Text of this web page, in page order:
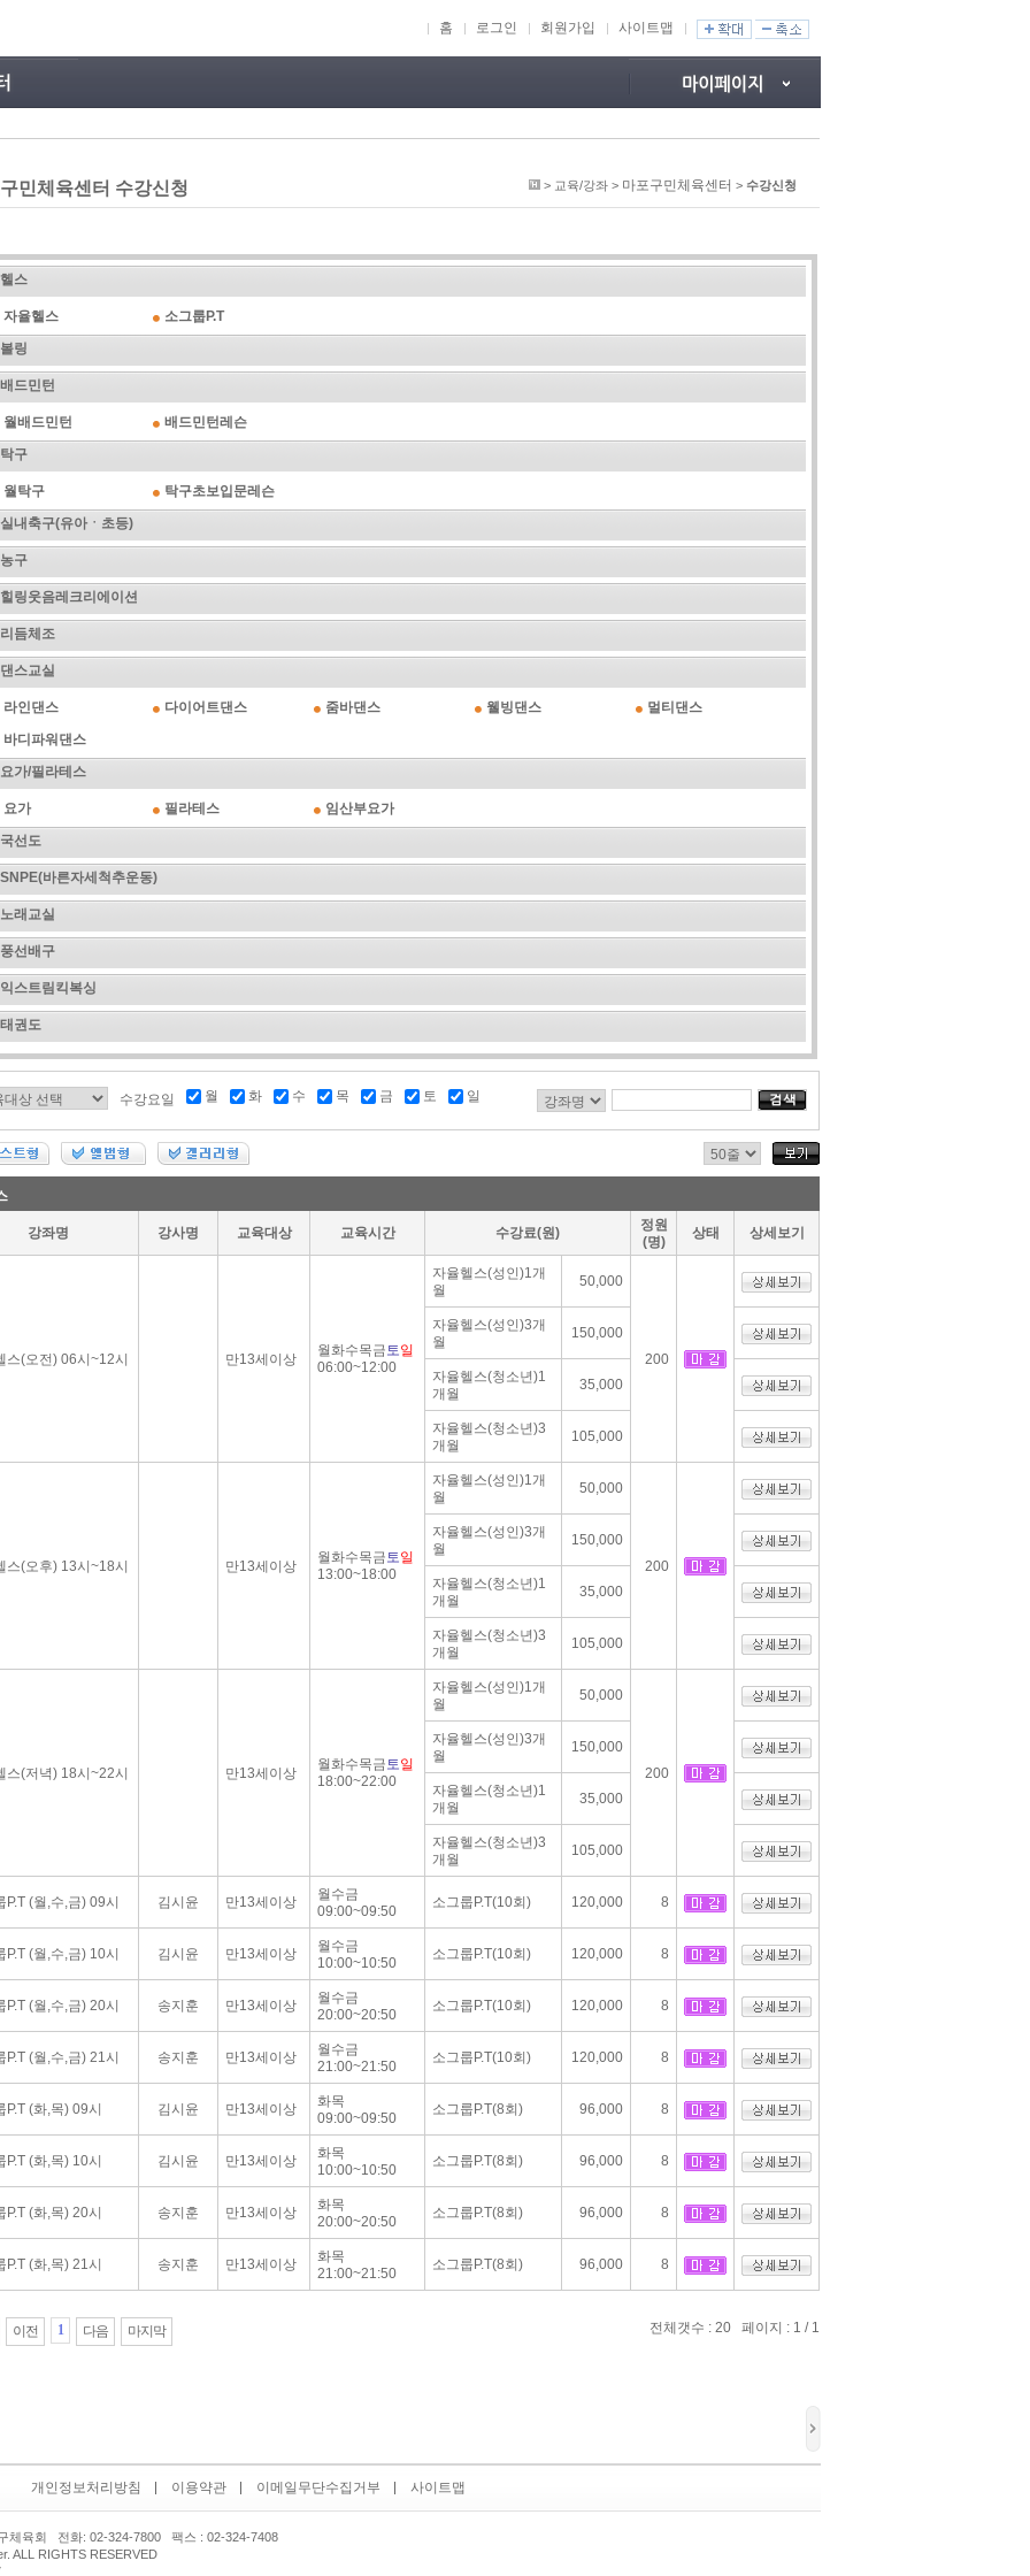
홈 로그인 회원가입 사이트맵
민체육센터 수강신청 > 교육/강좌 > 마포구민체육센터 > 수강신청
헬스
자율헬스
소그룹P.T
볼링
배드민턴
월배드민턴
배드민턴레슨
탁구
월탁구
탁구초보입문레슨
실내축구(유아ㆍ초등)
농구
힐링웃음레크리에이션
리듬체조
댄스교실
라인댄스 다이어트댄스 줌바댄스 웰빙댄스
멀티댄스
바디파워댄스
요가/필라테스
요가 필라테스
임산부요가
국선도
SNPE(바른자세척추운동)
노래교실
풍선배구
익스트림킥복싱
태권도
수강요일 월 화 수 목 금 토 일
강좌명 강사명 교육대상 교육시간 수강료(원)
정원
(명)
상태 상세보기
스(오전) 06시~12시 만13세이상
월화수목금토일
06:00~12:00
자율헬스(성인)1개
월
50,000
200
자율헬스(성인)3개
월
150,000
자율헬스(청소년)1
개월
35,000
자율헬스(청소년)3
개월
105,000
스(오후) 13시~18시 만13세이상
월화수목금토일
13:00~18:00
자율헬스(성인)1개
월
50,000
200
자율헬스(성인)3개
월
150,000
자율헬스(청소년)1
개월
35,000
자율헬스(청소년)3
개월
105,000
스(저녁) 18시~22시 만13세이상
월화수목금토일
18:00~22:00
자율헬스(성인)1개
월
50,000
200
자율헬스(성인)3개
월
150,000
자율헬스(청소년)1
개월
35,000
자율헬스(청소년)3
개월
105,000
P.T (월,수,금) 09시 김시윤 만13세이상
월수금
09:00~09:50
소그룹P.T(10회) 120,000 8
P.T (월,수,금) 10시 김시윤 만13세이상
월수금
10:00~10:50
소그룹P.T(10회) 120,000 8
P.T (월,수,금) 20시 송지훈 만13세이상
월수금
20:00~20:50
소그룹P.T(10회) 120,000 8
P.T (월,수,금) 21시 송지훈 만13세이상
월수금
21:00~21:50
소그룹P.T(10회) 120,000 8
P.T (화,목) 09시 김시윤 만13세이상
화목
09:00~09:50
소그룹P.T(8회) 96,000 8
P.T (화,목) 10시 김시윤 만13세이상
화목
10:00~10:50
소그룹P.T(8회) 96,000 8
P.T (화,목) 20시 송지훈 만13세이상
화목
20:00~20:50
소그룹P.T(8회) 96,000 8
P.T (화,목) 21시 송지훈 만13세이상
화목
21:00~21:50
소그룹P.T(8회) 96,000 8
이전 1 다음 마지막 전체갯수 : 20 페이지 : 1 / 1
개인정보처리방침 이용약관 이메일무단수집거부 사이트맵
체육회 전화: 02-324-7800 팩스 : 02-324-7408
ALL RIGHTS RESERVED